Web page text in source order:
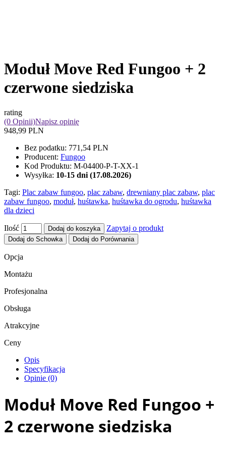
Moduł Move Red Fungoo + 2
czerwone siedziska
rating
(0 Opinii)Napisz opinię
948,99 PLN
Bez podatku: 771,54 PLN
Producent: Fungoo
Kod Produktu: M-04400-P-T-XX-1
Wysyłka: 10-15 dni (17.08.2026)
Tagi: Plac zabaw fungoo, plac zabaw, drewniany plac zabaw, plac
zabaw fungoo, moduł, huśtawka, huśtawka do ogrodu, huśtawka
dla dzieci
Ilość Dodaj do koszyka Zapytaj o produkt
Dodaj do Schowka Dodaj do Porównania
Opcja
Montażu
Profesjonalna
Obsługa
Atrakcyjne
Ceny
Opis
Specyfikacja
Opinie (0)
Moduł Move Red Fungoo +
2 czerwone siedziska